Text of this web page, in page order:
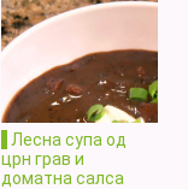
Лесна супа од
црн грав и
доматна салса